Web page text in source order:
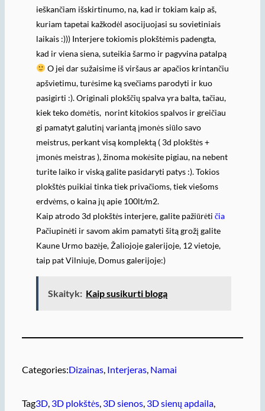
ieškančiam išskirtinumo, na, kad ir tokiam kaip aš,
kuriam tapetai kažkodėl asocijuojasi su sovietiniais
laikais :))) Interjere tokiomis plokštėmis padengta,
kad ir viena siena, suteikia šarmo ir pagyvina patalpą
O jei dar sužaisime iš viršaus ar apačios krintančiu
apšvietimu, turėsime ką svečiams parodyti ir kuo
pasigirti :). Originali plokščių spalva yra balta, tačiau,
kiek teko domėtis, norint kitokios spalvos ir greičiau
gi pamatyt galutinį variantą įmonės siūlo savo
meistrus, perkant visą komplektą ( 3d plokštės +
įmonės meistras ), žinoma mokėsite pigiau, na nebent
turite laiko ir viską galite pasidaryti patys :). Tokios
plokštės puikiai tinka tiek privačioms, tiek viešoms
erdvėms, o kaina jų apie 100lt/m2.
Kaip atrodo 3d plokštės interjere, galite pažiūrėti čia
Pačiupinėti ir savom akim pamatyti šitą grožį galite
Kaune Urmo bazėje, Žaliojoje galerijoje, 12 vietoje,
taip pat Vilniuje, Domus galerijoje:)
Skaityk: Kaip susikurti blogą
Categories:Dizainas, Interjeras, Namai
Tag3D, 3D plokštės, 3D sienos, 3D sienų apdaila